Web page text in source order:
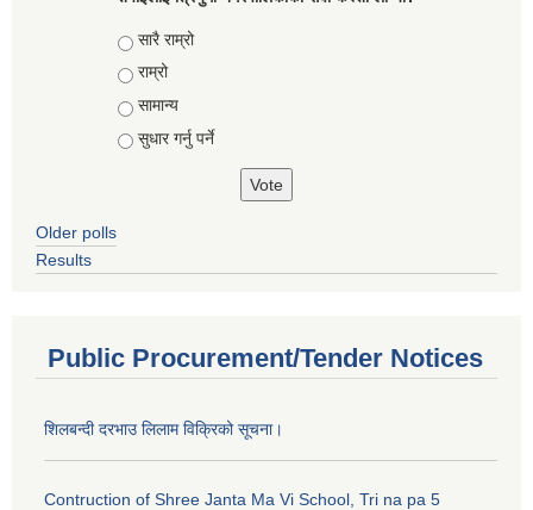
Choices
सारै राम्रो
राम्रो
सामान्य
सुधार गर्नु पर्ने
Older polls
Results
Public Procurement/Tender Notices
शिलबन्दी दरभाउ लिलाम विक्रिको सूचना।
Contruction of Shree Janta Ma Vi School, Tri na pa 5